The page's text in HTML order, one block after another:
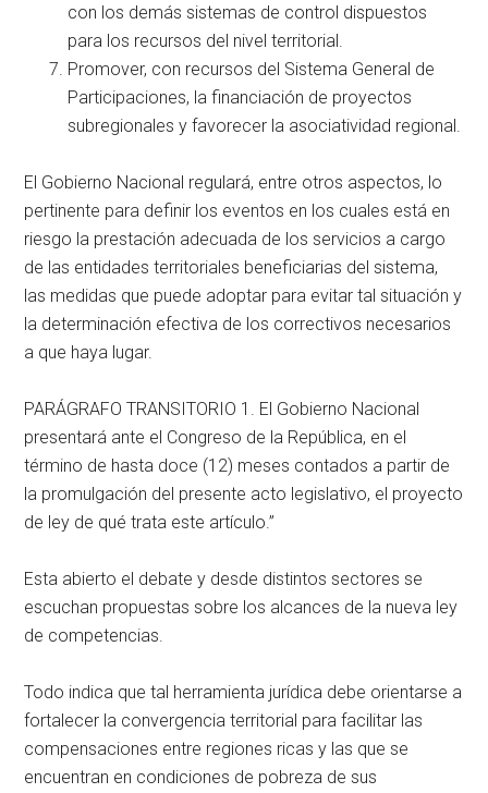
con los demás sistemas de control dispuestos
para los recursos del nivel territorial.
Promover, con recursos del Sistema General de
Participaciones, la financiación de proyectos
subregionales y favorecer la asociatividad regional.
El Gobierno Nacional regulará, entre otros aspectos, lo
pertinente para definir los eventos en los cuales está en
riesgo la prestación adecuada de los servicios a cargo
de las entidades territoriales beneficiarias del sistema,
las medidas que puede adoptar para evitar tal situación y
la determinación efectiva de los correctivos necesarios
a que haya lugar.
PARÁGRAFO TRANSITORIO 1. El Gobierno Nacional
presentará ante el Congreso de la República, en el
término de hasta doce (12) meses contados a partir de
la promulgación del presente acto legislativo, el proyecto
de ley de qué trata este artículo.”
Esta abierto el debate y desde distintos sectores se
escuchan propuestas sobre los alcances de la nueva ley
de competencias.
Todo indica que tal herramienta jurídica debe orientarse a
fortalecer la convergencia territorial para facilitar las
compensaciones entre regiones ricas y las que se
encuentran en condiciones de pobreza de sus